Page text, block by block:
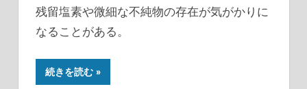
残留塩素や微細な不純物の存在が気がかりに
なることがある。
続きを読む